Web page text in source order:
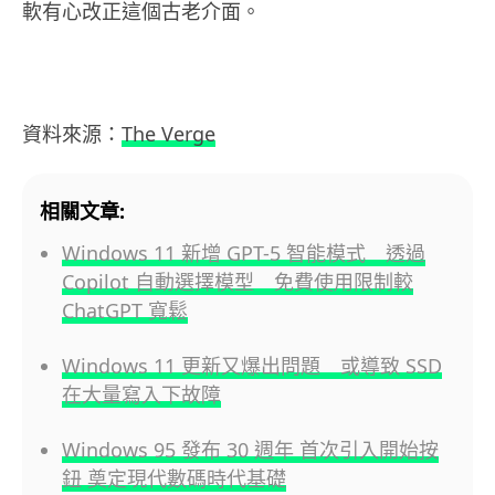
軟有心改正這個古老介面。
資料來源： The Verge
相關文章:
Windows 11 新增 GPT-5 智能模式 透過
Copilot 自動選擇模型 免費使用限制較
ChatGPT 寬鬆
Windows 11 更新又爆出問題 或導致 SSD
在大量寫入下故障
Windows 95 發布 30 週年 首次引入開始按
鈕 奠定現代數碼時代基礎